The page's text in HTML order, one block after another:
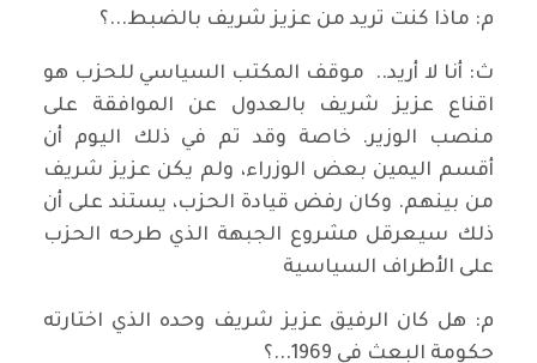
م: ماذا كنت تريد من عزيز شريف بالضبط...؟
ث: أنا لا أريد.. موقف المكتب السياسي للحزب هو
اقناع عزيز شريف بالعدول عن الموافقة على
منصب الوزير. خاصة وقد تم في ذلك اليوم أن
أقسم اليمين بعض الوزراء، ولم يكن عزيز شريف
من بينهم. وكان رفض قيادة الحزب، يستند على أن
ذلك سيعرقل مشروع الجبهة الذي طرحه الحزب
على الأطراف السياسية
م: هل كان الرفيق عزيز شريف وحده الذي اختارته
حكومة البعث في 1969...؟